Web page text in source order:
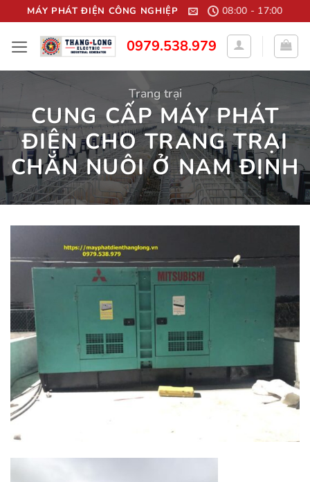
qua
nội
MÁY PHÁT ĐIỆN CÔNG NGHIỆP 08:00 - 17:00
0979.538.979
Trang trại
CUNG CẤP MÁY PHÁT
ĐIỆN CHO TRANG TRẠI
CHĂN NUÔI Ở NAM ĐỊNH